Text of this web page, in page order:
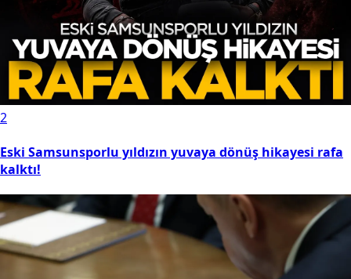
2
Eski Samsunsporlu yıldızın yuvaya dönüş hikayesi rafa
kalktı!